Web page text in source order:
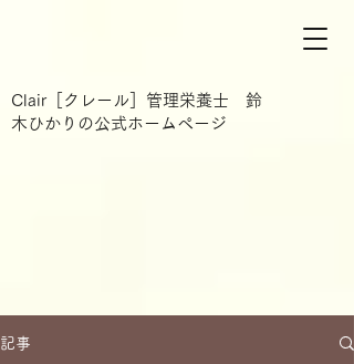
Clair［クレール］管理栄養士 鈴
木ひかりの公式ホームページ
記事